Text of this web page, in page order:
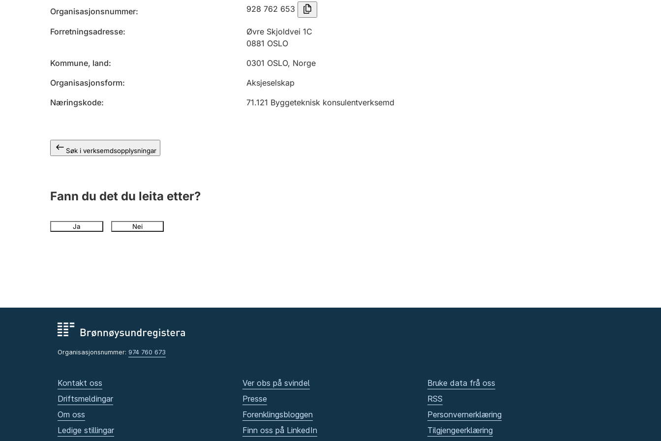
Organisasjonsnummer 928 762 653
Forretningsadresse
Øvre Skjoldvei 1C
0881 OSLO
Kommune, land
0301 OSLO, Norge
Organisasjonsform
Aksjeselskap
Næringskode
71.121 Byggeteknisk konsulentverksemd
Søk i verksemdsopplysningar
Fann du det du leita etter?
Ja Nei
Organisasjonsnummer: 974 760 673
Kontakt oss
Driftsmeldingar
Om oss
Ledige stillingar
Ver obs på svindel
Presse
Forenklingsbloggen
Finn oss på LinkedIn
Bruke data frå oss
RSS
Personvernerklæring
Tilgjengeerklæring